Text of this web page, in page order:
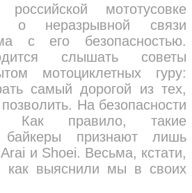
мототусовке
о неразрывной связи
с его безопасностью.
слышать советы
мотоциклетных гуру:
самый дорогой из тех,
На безопасности
Как правило, такие
байкеры признают лишь
и Shoei. Весьма, кстати,
выяснили мы в своих